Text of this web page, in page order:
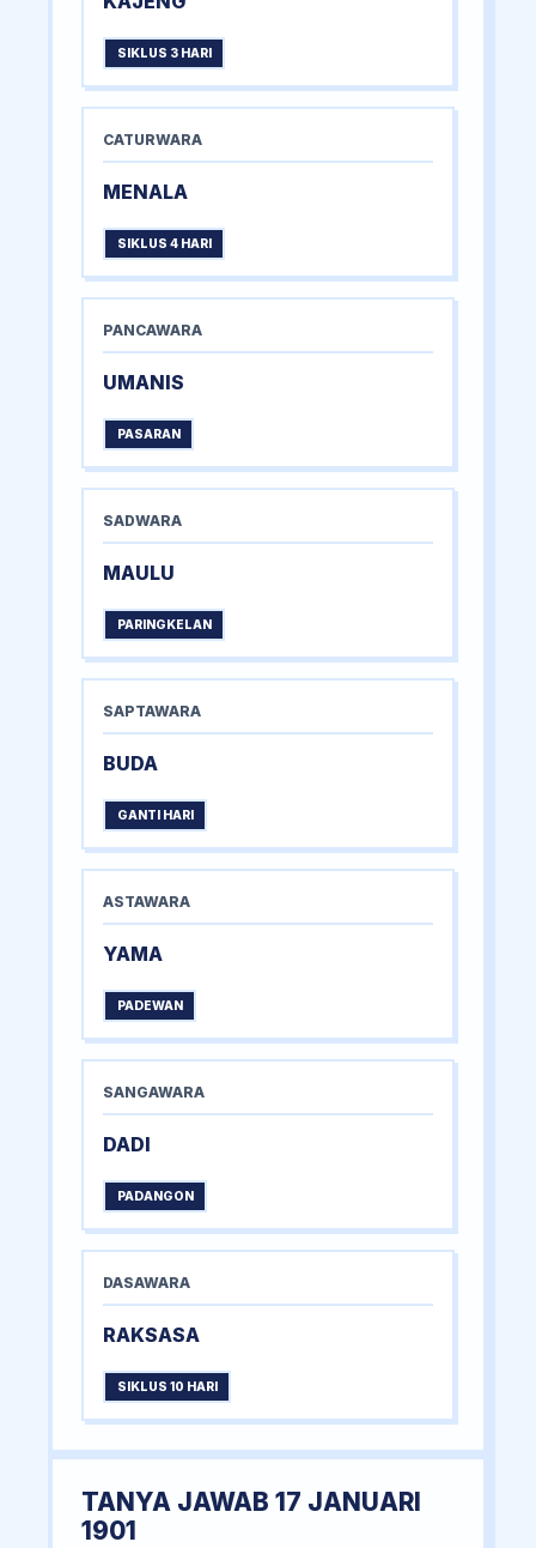
SIKLUS 3 HARI
CATURWARA
MENALA
SIKLUS 4 HARI
PANCAWARA
UMANIS
PASARAN
SADWARA
MAULU
PARINGKELAN
SAPTAWARA
BUDA
GANTI HARI
ASTAWARA
YAMA
PADEWAN
SANGAWARA
DADI
PADANGON
DASAWARA
RAKSASA
SIKLUS 10 HARI
TANYA JAWAB 17 JANUARI
1901